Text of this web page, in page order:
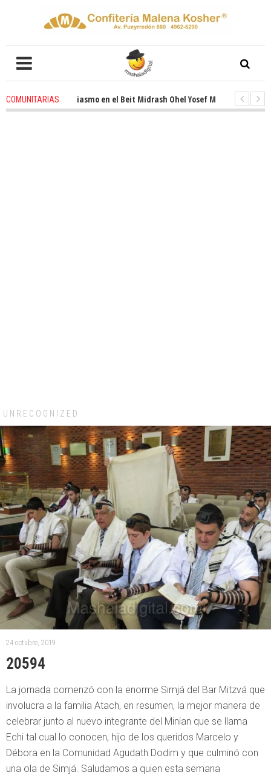
COMUNITARIASentusiasmo en el Beit Midrash Ohel Yosef Moshe 4 weeks ago
UNRECOGNIZED
24 octubre, 2019
20594
La jornada comenzó con la enorme Simjá del Bar Mitzvá que
involucra a la familia Atach, en resumen, la mejor manera de
celebrar junto al nuevo integrante del Minian que se llama
Echi tal cual lo conocen, hijo de los queridos Marcelo y
Débora en la Comunidad Agudath Dodim y que culminó con
una ola de Simjá. Saludamos a quien esta semana